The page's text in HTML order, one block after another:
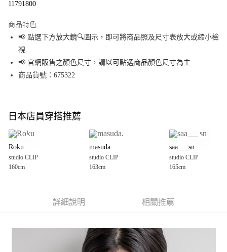
Apple Pay
街口支付
悠遊付
全盈+PAY
大哥付你分期
1.本服務由台灣大哥大提供，台灣大哥大用戶可立即使用無須另外申請。
2.付款方式選擇「大哥付你分期」，訂單成立後會自動跳轉到大哥付的交易
3.實際核准額度、可分期數及費用金額請依後續交易確認頁面所載為準。
4.訂單成立30分鐘內，如未前往確認交易或遇審核未通過，訂單將自動取
1.分期款項不併入電信帳單，「大哥付你分期」於每月結算日後寄送繳費提
AFTEE先享後付
３．安心：先確認商品／服務後，再付款。
【「AFTEE先享後付」結帳流程】
每筆NT$80，滿NT$1,500(含以上)免運費
11791800
商品特色
📢 點選下方放大鏡🔍圖示，即可將商品照及尺寸表放大或縮小檢
視
📢 官網販售之顏色尺寸，請以可點選商品顏色尺寸為主
商品貨號：675322
日本店員穿搭推薦
Roku
studio CLIP
160cm
masuda.
studio CLIP
163cm
saa___sn
studio CLIP
165cm
詳細說明 相關推薦